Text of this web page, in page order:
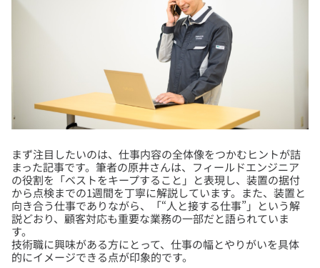
まず注目したいのは、仕事内容の全体像をつかむヒントが詰
まった記事です。筆者の原井さんは、フィールドエンジニア
の役割を「ベストをキープすること」と表現し、装置の据付
から点検までの1週間を丁寧に解説しています。また、装置と
向き合う仕事でありながら、「“人と接する仕事”」という解
説どおり、顧客対応も重要な業務の一部だと語られていま
す。
技術職に興味がある方にとって、仕事の幅とやりがいを具体